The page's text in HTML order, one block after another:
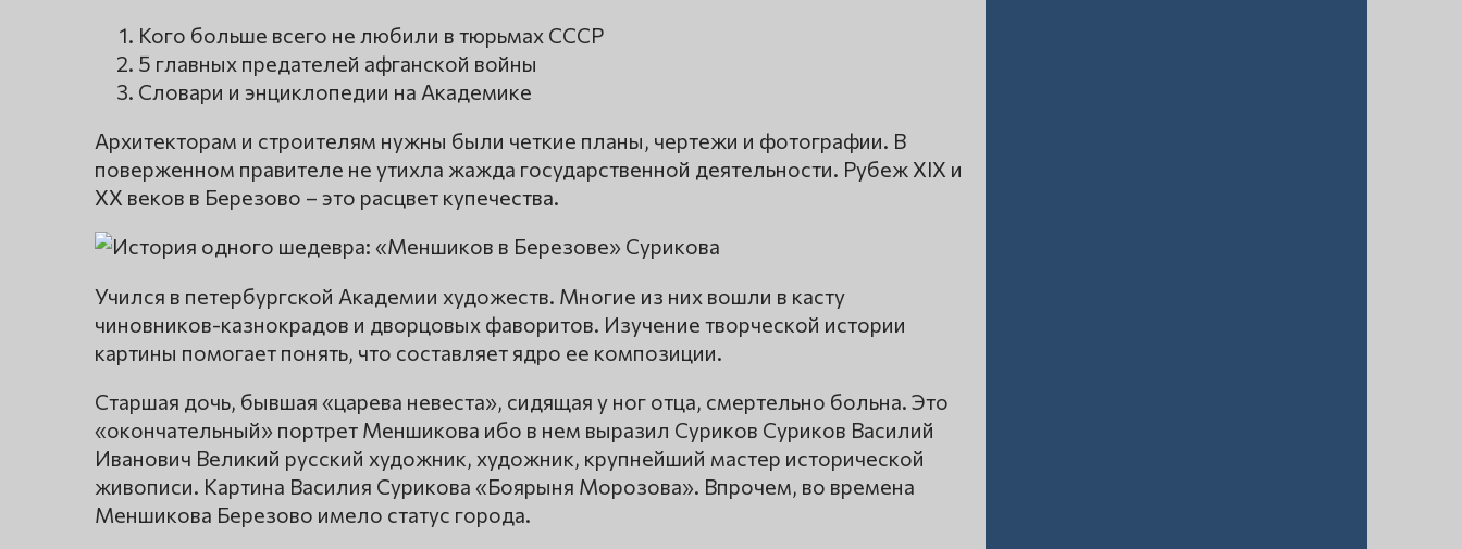
Кого больше всего не любили в тюрьмах СССР
5 главных предателей афганской войны
Словари и энциклопедии на Академике
Архитекторам и строителям нужны были четкие планы, чертежи и фотографии. В
поверженном правителе не утихла жажда государственной деятельности. Рубеж ХIХ и
ХХ веков в Березово – это расцвет купечества.
Учился в петербургской Академии художеств. Многие из них вошли в касту
чиновников-казнокрадов и дворцовых фаворитов. Изучение творческой истории
картины помогает понять, что составляет ядро ее композиции.
Старшая дочь, бывшая «царева невеста», сидящая у ног отца, смертельно больна. Это
«окончательный» портрет Меншикова ибо в нем выразил Суриков Суриков Василий
Иванович Великий русский художник, художник, крупнейший мастер исторической
живописи. Картина Василия Сурикова «Боярыня Морозова». Впрочем, во времена
Меншикова Березово имело статус города.